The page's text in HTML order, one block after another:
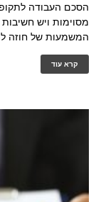
הסכם העבודה
מסוימות ויש
המשמעות של חוזה
קרא עוד